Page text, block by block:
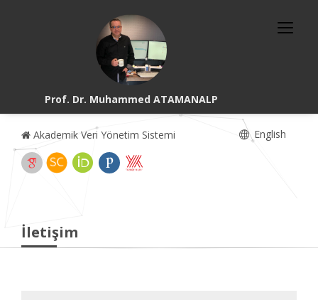
Prof. Dr. Muhammed ATAMANALP
Akademik Veri Yönetim Sistemi English
İletişim